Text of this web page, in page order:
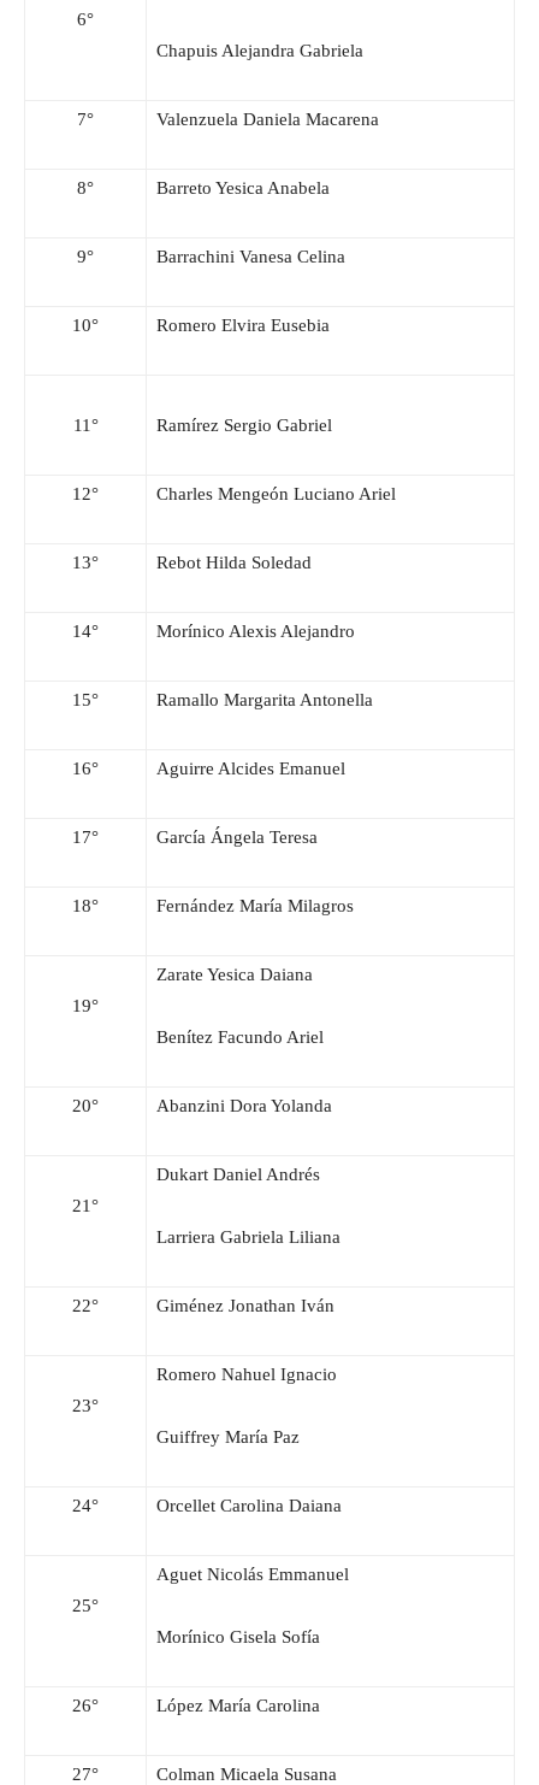
6°
Chapuis Alejandra Gabriela
7° Valenzuela Daniela Macarena
8° Barreto Yesica Anabela
9° Barrachini Vanesa Celina
10° Romero Elvira Eusebia
11° Ramírez Sergio Gabriel
12° Charles Mengeón Luciano Ariel
13° Rebot Hilda Soledad
14° Morínico Alexis Alejandro
15° Ramallo Margarita Antonella
16° Aguirre Alcides Emanuel
17° García Ángela Teresa
18° Fernández María Milagros
19°
Zarate Yesica Daiana
Benítez Facundo Ariel
20° Abanzini Dora Yolanda
21°
Dukart Daniel Andrés
Larriera Gabriela Liliana
22° Giménez Jonathan Iván
23°
Romero Nahuel Ignacio
Guiffrey María Paz
24° Orcellet Carolina Daiana
25°
Aguet Nicolás Emmanuel
Morínico Gisela Sofía
26° López María Carolina
27° Colman Micaela Susana